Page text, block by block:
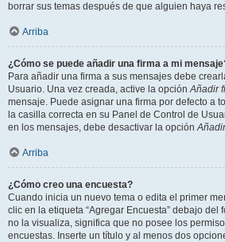
borrar sus temas después de que alguien haya
Arriba
¿Cómo se puede añadir una firma a mi
Para añadir una firma a sus mensajes debe
Usuario. Una vez creada, active la opciónAñadir
mensaje. Puede asignar una firma por defecto a
la casilla correcta en su Panel de Control de
en los mensajes, debe desactivar la opción
Arriba
¿Cómo creo una encuesta?
Cuando inicia un nuevo tema o edita el primer
clic en la etiqueta “Agregar Encuesta” debajo del
no la visualiza, significa que no posee los
encuestas. Inserte un título y al menos dos